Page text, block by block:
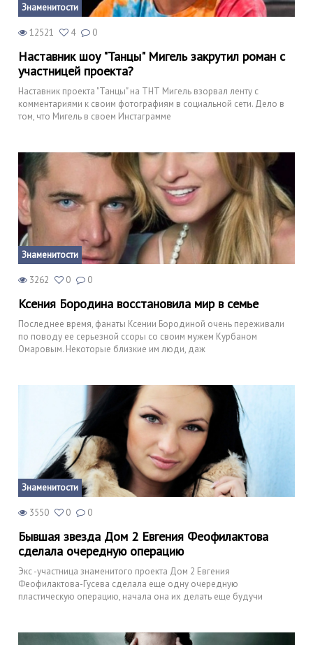
Знаменитости
12521 4 0
Наставник шоу "Танцы" Мигель закрутил роман с
участницей проекта?
Наставник проекта "Танцы" на ТНТ Мигель взорвал ленту с
комментариями к своим фотографиям в социальной сети. Дело в
том, что Мигель в своем Инстаграмме
Знаменитости
3262 0 0
Ксения Бородина восстановила мир в семье
Последнее время, фанаты Ксении Бородиной очень переживали
по поводу ее серьезной ссоры со своим мужем Курбаном
Омаровым. Некоторые близкие им люди, даж
Знаменитости
3550 0 0
Бывшая звезда Дом 2 Евгения Феофилактова
сделала очередную операцию
Экс -участница знаменитого проекта Дом 2 Евгения
Феофилактова-Гусева сделала еще одну очередную
пластическую операцию, начала она их делать еще будучи